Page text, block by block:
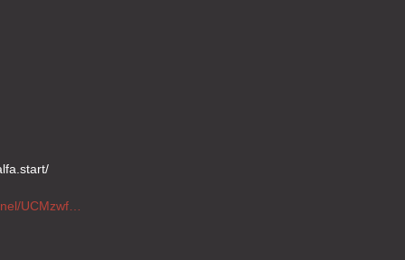
https://www.youtube.com/channel/UCMzwfuPdxogFIKF_nELVFNw